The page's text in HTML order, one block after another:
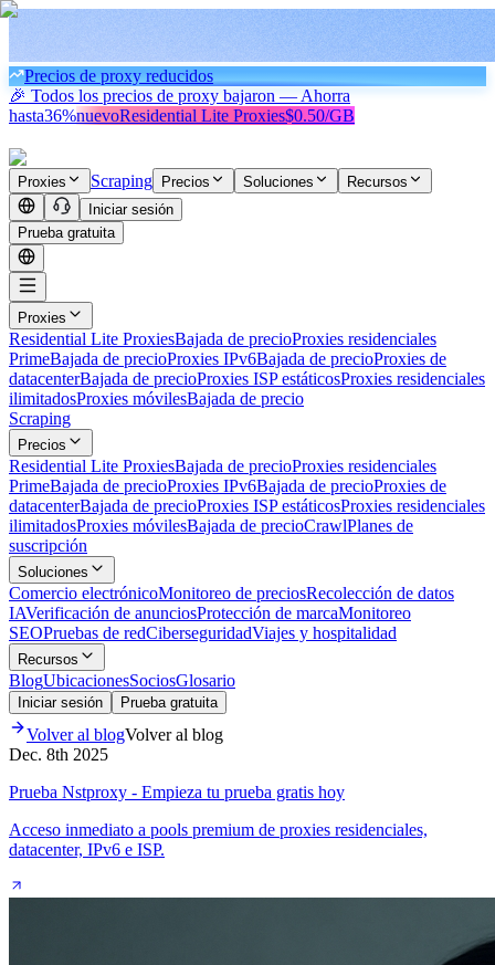
Precios de proxy reducidos
🎉 Todos los precios de proxy bajaron — Ahorra
hasta36%nuevoResidential Lite Proxies$0.50/GB
Proxies Scraping Precios Soluciones
Recursos
Iniciar sesión
Prueba gratuita
Proxies
Residential Lite ProxiesBajada de precioProxies residenciales
PrimeBajada de precioProxies IPv6Bajada de precioProxies de
datacenterBajada de precioProxies ISP estáticosProxies residenciales
ilimitadosProxies móvilesBajada de precio
Scraping
Precios
Residential Lite ProxiesBajada de precioProxies residenciales
PrimeBajada de precioProxies IPv6Bajada de precioProxies de
datacenterBajada de precioProxies ISP estáticosProxies residenciales
ilimitadosProxies móvilesBajada de precioCrawlPlanes de
suscripción
Soluciones
Comercio electrónicoMonitoreo de preciosRecolección de datos
IAVerificación de anunciosProtección de marcaMonitoreo
SEOPruebas de redCiberseguridadViajes y hospitalidad
Recursos
BlogUbicacionesSociosGlosario
Iniciar sesión Prueba gratuita
Volver al blogVolver al blog
Dec. 8th 2025
Prueba Nstproxy - Empieza tu prueba gratis hoy
Acceso inmediato a pools premium de proxies residenciales,
datacenter, IPv6 e ISP.